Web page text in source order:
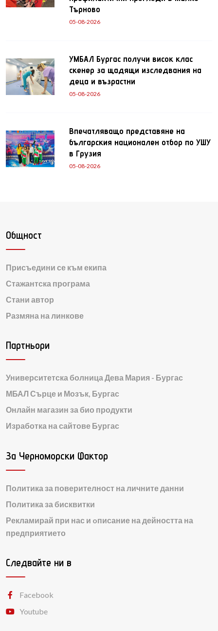
Търново
05-08-2026
УМБАЛ Бургас получи висок клас
скенер за щадящи изследвания на
деца и възрастни
05-08-2026
Впечатляващо представяне на
българския национален отбор по УШУ
в Грузия
05-08-2026
Общност
Присъедини се към екипа
Стажантска програма
Стани автор
Размяна на линкове
Партньори
Университетска болница Дева Мария - Бургас
МБАЛ Сърце и Мозък, Бургас
Онлайн магазин за био продукти
Изработка на сайтове Бургас
За Черноморски Фактор
Политика за поверителност на личните данни
Политика за бисквитки
Рекламирай при нас и oписание на дейността на
предприятието
Следвайте ни в
Facebook
Youtube